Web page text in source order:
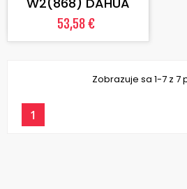
53,58 €
Zobrazuje sa 1-7 z 7
1